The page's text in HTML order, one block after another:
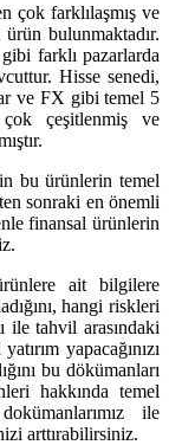
çok farklılaşmış ve
bulunmaktadır.
farklı pazarlarda
Hisse senedi,
ve FX gibi temel 5
çeşitlenmiş ve
bu ürünlerin temel
sonraki en önemli
finansal ürünlerin
ait bilgilere
hangi riskleri
ile tahvil arasındaki
yapacağınızı
bu dökümanları
hakkında temel
ile
arttırabilirsiniz.